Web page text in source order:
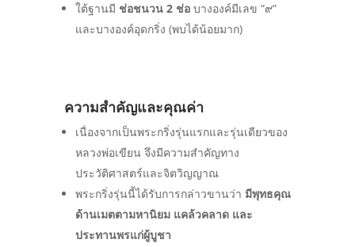
ใต้ฐานมี ช่อชนวน 2 ช่อบางองค์มีเลข “๙”
และบางองค์อุดกริ่ง (พบได้น้อยมาก)
ความสำคัญและคุณค่า
เนื่องจากเป็นพระกริ่งรุ่นแรกและรุ่นเดียวของ
หลวงพ่อเขียน จึงมีความสำคัญทาง
ประวัติศาสตร์และจิตวิญญาณ
พระกริ่งรุ่นนี้ได้รับการกล่าวขานว่า มีพุทธคุณ
ด้านเมตตามหานิยม แคล้วคลาด และ
ประทานพรแก่ผู้บูชา